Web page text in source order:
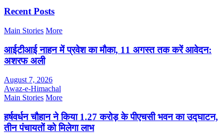
Recent Posts
Main Stories More
आईटीआई नाहन में प्रवेश का मौका, 11 अगस्त तक करें आवेदन:
अशरफ अली
August 7, 2026
Awaz-e-Himachal
Main Stories More
हर्षवर्धन चौहान ने किया 1.27 करोड़ के पीएचसी भवन का उद्घाटन,
तीन पंचायतों को मिलेगा लाभ